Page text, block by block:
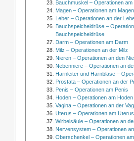
Bauchmuskel – Operationen am
Magen – Operationen am Magen
Leber – Operationen an der
Bauchspeicheldrüse –
Bauchspeicheldrüse
Darm – Operationen am Darm
Milz – Operationen an der Milz
Nieren – Operationen an den
Nebenniere – Operationen an
Harnleiter und Harnblase –
Prostata – Operationen an der
Penis – Operationen am Penis
Hoden – Operationen am Hoden
Vagina – Operationen an der
Uterus – Operationen am Uterus
Wirbelsäule – Operationen an
Nervensystem – Operationen
Oberschenkel – Operationen